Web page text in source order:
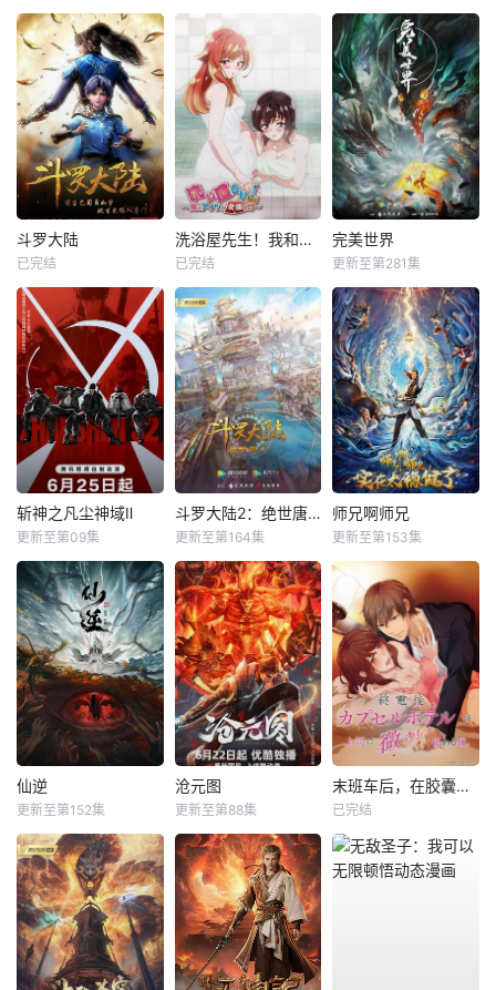
斗罗大陆
已完结
洗浴屋先生！我和那家伙在女浴池！？
已完结
完美世界
更新至第281集
斩神之凡尘神域Ⅱ
更新至第09集
斗罗大陆2：绝世唐门
更新至第164集
师兄啊师兄
更新至第153集
仙逆
更新至第152集
沧元图
更新至第88集
末班车后，在胶囊旅馆向上司传递微热的夜晚
已完结